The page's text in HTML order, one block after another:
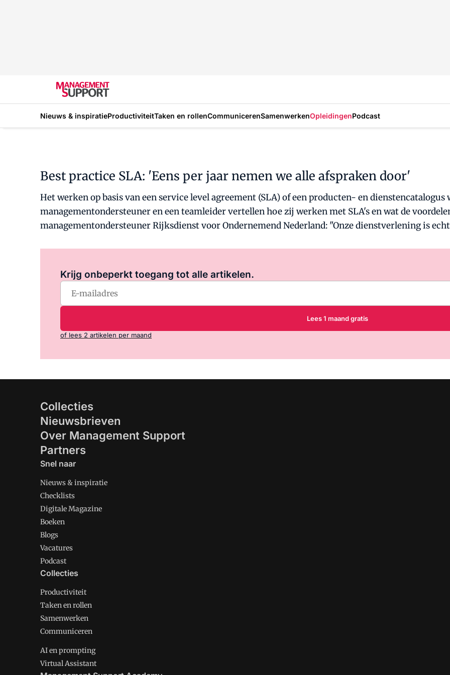
Nieuws & inspiratieProductiviteitTaken en rollenCommunicerenSamenwerkenOpleidingenPodcast
Best practice SLA: 'Eens per jaar nemen we alle afspraken door'
Het werken op basis van een service level agreement (SLA) of een producten- en dienstencatalogus
managementondersteuner en een teamleider vertellen hoe zij werken met SLA's en wat de
managementondersteuner Rijksdienst voor Ondernemend Nederland: "Onze dienstverlening is
Krijg onbeperkt toegang tot alle artikelen.
Lees 1 maand gratis
of lees 2 artikelen per maand
Collecties
Nieuwsbrieven
Over Management Support
Partners
Snel naar
Nieuws & inspiratie
Checklists
Digitale Magazine
Boeken
Blogs
Vacatures
Podcast
Collecties
Productiviteit
Taken en rollen
Samenwerken
Communiceren
AI en prompting
Virtual Assistant